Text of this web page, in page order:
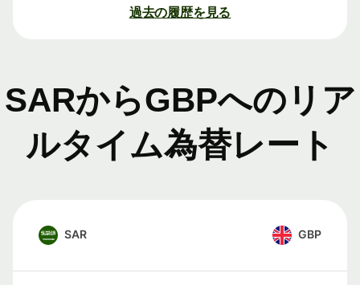
過去の履歴を見る
SARからGBPへのリア
ルタイム為替レート
SAR GBP